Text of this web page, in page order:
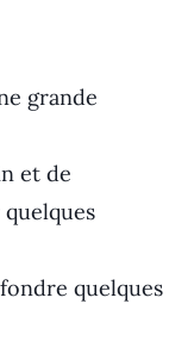
grande
et de
quelques